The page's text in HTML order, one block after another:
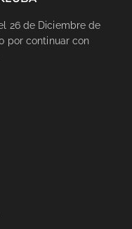
26 de Diciembre de
por continuar con